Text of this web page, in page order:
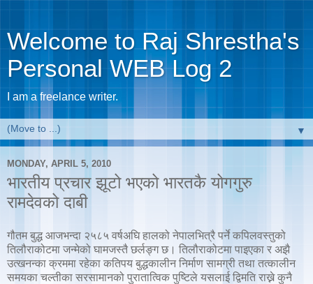
Welcome to Raj Shrestha's
Personal WEB Log 2
I am a freelance writer.
▼
MONDAY, APRIL 5, 2010
भारतीय प्रचार झूटो भएको भारतकै योगगुरु
रामदेवको दाबी
गौतम बुद्ध आजभन्दा २५८५ वर्षअघि हालको नेपालभित्रै पर्ने कपिलवस्तुको
तिलौराकोटमा जन्मेको घामजस्तै छर्लङ्ग छ। तिलौराकोटमा पाइएका र अझै
उत्खनन्का क्रममा रहेका कतिपय बुद्धकालीन निर्माण सामग्री तथा तत्कालीन
समयका चल्तीका सरसामानको पुरातात्विक पुष्टिले यसलाई द्विमति राख्ने कुनै